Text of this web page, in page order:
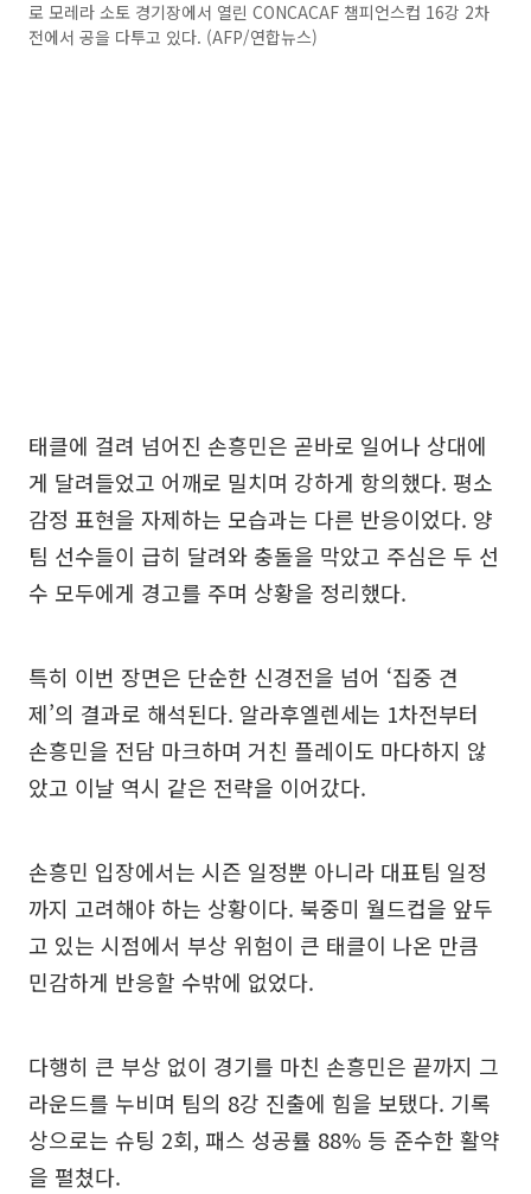
로 모레라 소토 경기장에서 열린 CONCACAF 챔피언스컵 16강 2차
전에서 공을 다투고 있다. (AFP/연합뉴스)
태클에 걸려 넘어진 손흥민은 곧바로 일어나 상대에
게 달려들었고 어깨로 밀치며 강하게 항의했다. 평소
감정 표현을 자제하는 모습과는 다른 반응이었다. 양
팀 선수들이 급히 달려와 충돌을 막았고 주심은 두 선
수 모두에게 경고를 주며 상황을 정리했다.
특히 이번 장면은 단순한 신경전을 넘어 ‘집중 견
제’의 결과로 해석된다. 알라후엘렌세는 1차전부터
손흥민을 전담 마크하며 거친 플레이도 마다하지 않
았고 이날 역시 같은 전략을 이어갔다.
손흥민 입장에서는 시즌 일정뿐 아니라 대표팀 일정
까지 고려해야 하는 상황이다. 북중미 월드컵을 앞두
고 있는 시점에서 부상 위험이 큰 태클이 나온 만큼
민감하게 반응할 수밖에 없었다.
다행히 큰 부상 없이 경기를 마친 손흥민은 끝까지 그
라운드를 누비며 팀의 8강 진출에 힘을 보탰다. 기록
상으로는 슈팅 2회, 패스 성공률 88% 등 준수한 활약
을 펼쳤다.